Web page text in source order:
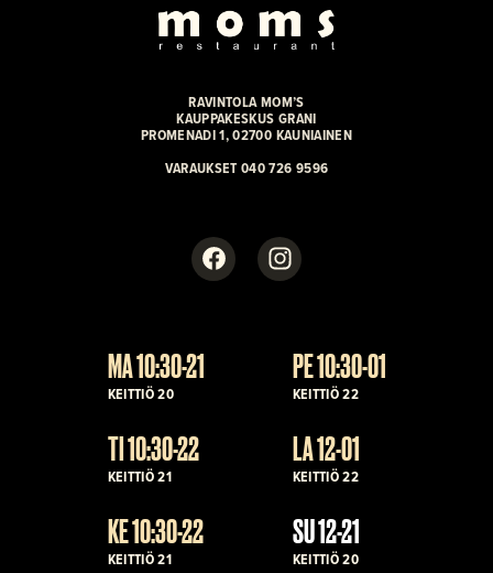
RAVINTOLA MOM’S
KAUPPAKESKUS GRANI
PROMENADI 1, 02700 KAUNIAINEN
VARAUKSET 040 726 9596
FacebookInstagram
MA 10:30-21
KEITTIÖ 20
TI 10:30-22
KEITTIÖ 21
KE 10:30-22
KEITTIÖ 21
PE 10:30-01
KEITTIÖ 22
LA 12-01
KEITTIÖ 22
SU 12-21
KEITTIÖ 20